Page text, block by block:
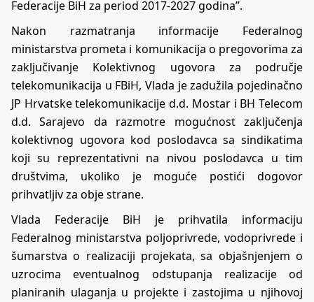
Federacije BiH za period 2017-2027 godina”.
Nakon razmatranja informacije Federalnog
ministarstva prometa i komunikacija o pregovorima za
zaključivanje Kolektivnog ugovora za područje
telekomunikacija u FBiH, Vlada je zadužila pojedinačno
JP Hrvatske telekomunikacije d.d. Mostar i BH Telecom
d.d. Sarajevo da razmotre mogućnost zaključenja
kolektivnog ugovora kod poslodavca sa sindikatima
koji su reprezentativni na nivou poslodavca u tim
društvima, ukoliko je moguće postići dogovor
prihvatljiv za obje strane.
Vlada Federacije BiH je prihvatila informaciju
Federalnog ministarstva poljoprivrede, vodoprivrede i
šumarstva o realizaciji projekata, sa objašnjenjem o
uzrocima eventualnog odstupanja realizacije od
planiranih ulaganja u projekte i zastojima u njihovoj